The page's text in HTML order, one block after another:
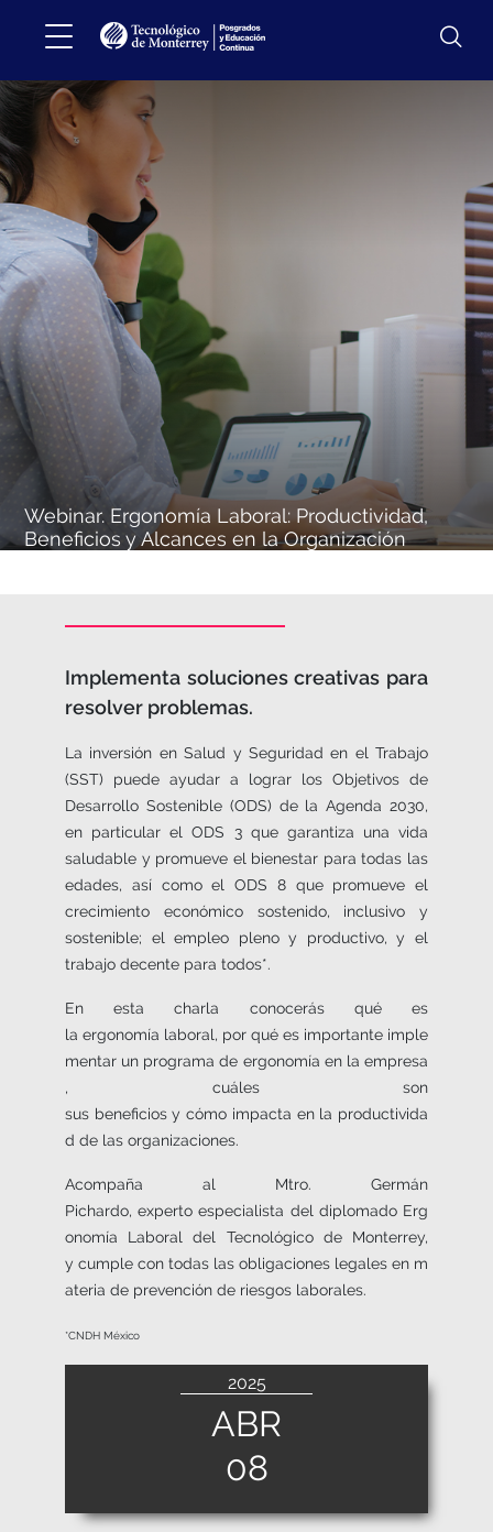
Webinar. Ergonomía Laboral: Productividad,
Beneficios y Alcances en la Organización
Implementa soluciones creativas para
resolver problemas.
La inversión en Salud y Seguridad en el Trabajo
(SST) puede ayudar a lograr los Objetivos de
Desarrollo Sostenible (ODS) de la Agenda 2030,
en particular el ODS 3 que garantiza una vida
saludable y promueve el bienestar para todas las
edades, así como el ODS 8 que promueve el
crecimiento económico sostenido, inclusivo y
sostenible; el empleo pleno y productivo, y el
trabajo decente para todos*.
En esta charla conocerás qué es
la ergonomía laboral, por qué es importante imple
mentar un programa de ergonomía en la empresa
, cuáles son
sus beneficios y cómo impacta en la productivida
d de las organizaciones.
Acompaña al Mtro. Germán
Pichardo, experto especialista del diplomado Erg
onomía Laboral del Tecnológico de Monterrey,
y cumple con todas las obligaciones legales en m
ateria de prevención de riesgos laborales.
*CNDH México
2025
ABR
08